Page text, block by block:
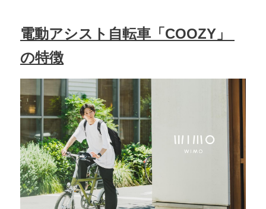
電動アシスト自転車「COOZY」
の特徴